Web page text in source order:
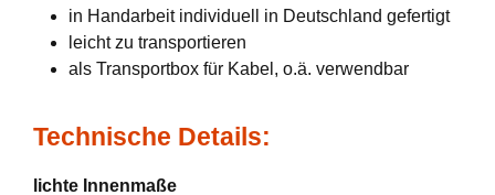
in Handarbeit individuell in Deutschland gefertigt
leicht zu transportieren
als Transportbox für Kabel, o.ä. verwendbar
Technische Details:
lichte Innenmaße